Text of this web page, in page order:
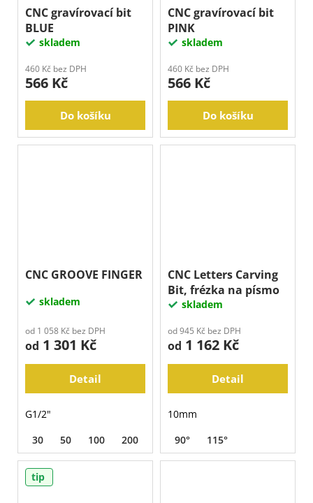
CNC gravírovací bit
BLUE
skladem
460 Kč bez DPH
566 Kč
Do košíku
CNC gravírovací bit
PINK
skladem
460 Kč bez DPH
566 Kč
Do košíku
CNC GROOVE FINGER
skladem
od 1 058 Kč bez DPH
od 1 301 Kč
Detail
G1/2"
30
50 100 200 800 1500
CNC Letters Carving
Bit, frézka na písmo
skladem
od 945 Kč bez DPH
od 1 162 Kč
Detail
10mm
90°
115°
tip